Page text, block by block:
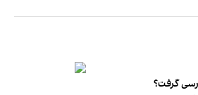
گرفت؟